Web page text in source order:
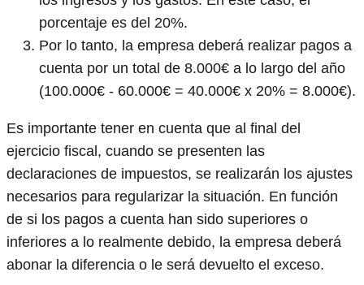
porcentaje es del 20%.
Por lo tanto, la empresa deberá realizar pagos a
cuenta por un total de 8.000€ a lo largo del año
(100.000€ - 60.000€ = 40.000€ x 20% = 8.000€).
Es importante tener en cuenta que al final del
ejercicio fiscal, cuando se presenten las
declaraciones de impuestos, se realizarán los ajustes
necesarios para regularizar la situación. En función
de si los pagos a cuenta han sido superiores o
inferiores a lo realmente debido, la empresa deberá
abonar la diferencia o le será devuelto el exceso.